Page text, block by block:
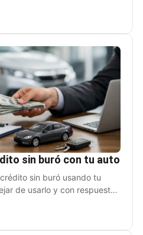
sin buró con tu auto
sin buró usando tu
de usarlo y con respuesta